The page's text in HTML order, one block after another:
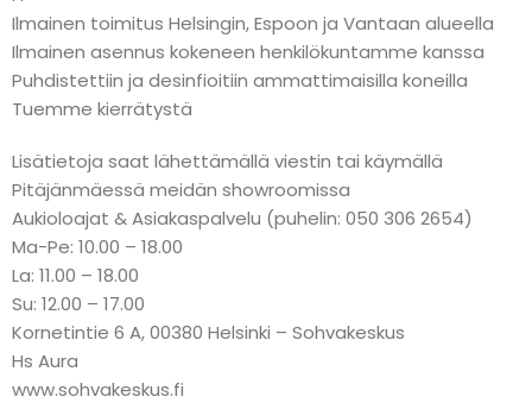
Ilmainen toimitus Helsingin, Espoon ja Vantaan alueella
Ilmainen asennus kokeneen henkilökuntamme kanssa
Puhdistettiin ja desinfioitiin ammattimaisilla koneilla
Tuemme kierrätystä
Lisätietoja saat lähettämällä viestin tai käymällä
Pitäjänmäessä meidän showroomissa
Aukioloajat & Asiakaspalvelu (puhelin: 050 306 2654)
Ma-Pe: 10.00 – 18.00
La: 11.00 – 18.00
Su: 12.00 – 17.00
Kornetintie 6 A, 00380 Helsinki – Sohvakeskus
Hs Aura
www.sohvakeskus.fi